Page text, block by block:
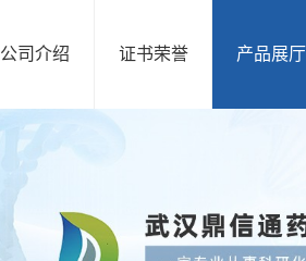
公司介绍 证书荣誉 产品展厅